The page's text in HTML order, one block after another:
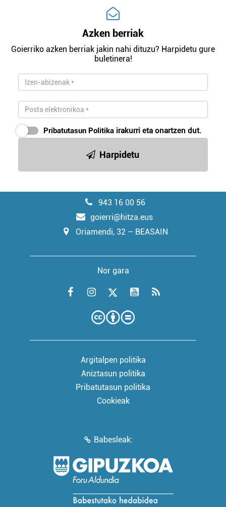
Azken berriak
Goierriko azken berriak jakin nahi dituzu? Harpidetu gure
buletinera!
Pribatutasun Politika irakurri eta onartzen dut.
Harpidetu
943 16 00 56
goierri@hitza.eus
Oriamendi, 32 – BEASAIN
Nor gara
Argitalpen politika
Aniztasun politika
Pribatutasun politika
Cookieak
Babesleak: